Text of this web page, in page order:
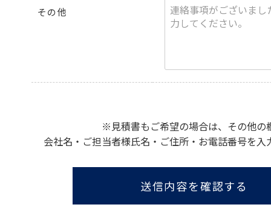
その他
※見積書もご希望の場合は、その他の
会社名・ご担当者様氏名・ご住所・お電話番号を入
送信内容を確認する